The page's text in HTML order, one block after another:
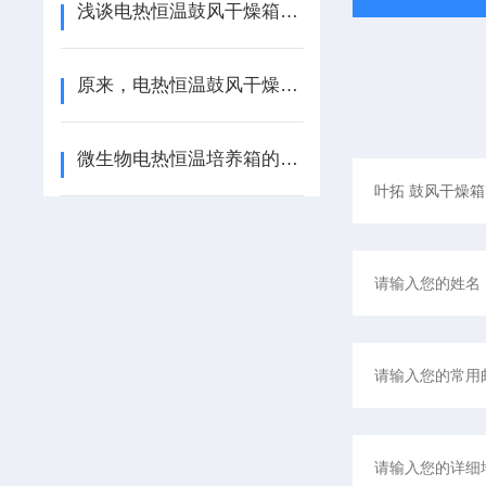
浅谈电热恒温鼓风干燥箱的温度控制精度
原来，电热恒温鼓风干燥箱的操作规程是这样的！
微生物电热恒温培养箱的操作注意事项是什么